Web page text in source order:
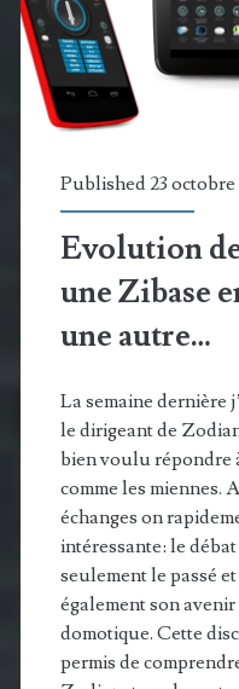
qu’une
maison
Published 23 octobre
Evolution
une Zibase
une autre…
La semaine dernière
le dirigeant de
bien voulu répondre
comme les miennes.
échanges on
intéressante: le
seulement le passé
également son
domotique. Cette
permis de